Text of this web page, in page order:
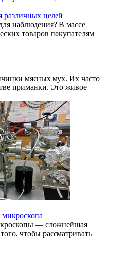
целей
наблюдения? В массе
товаров покупателям
мясных мух. Их часто
приманки. Это живое
— сложнейшая
чтобы рассматривать